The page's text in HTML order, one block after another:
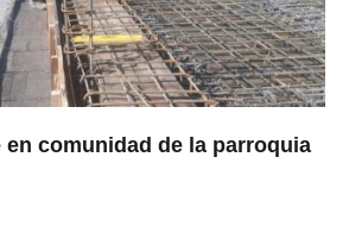
en comunidad de la parroquia